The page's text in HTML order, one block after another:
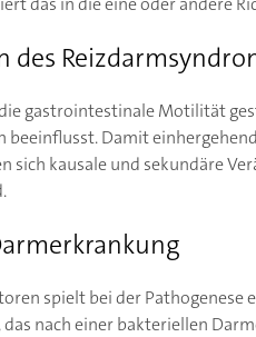
des
gastrointestinale Motilität
beeinflusst. Damit
sich kausale und sekundäre
spielt bei der
das nach einer bakteriellen